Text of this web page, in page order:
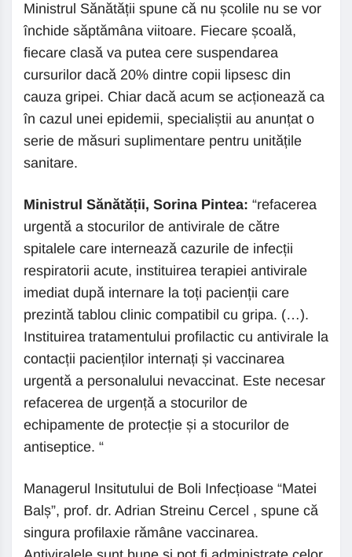
Ministrul Sănătății spune că nu școlile nu se vor
închide săptămâna viitoare. Fiecare școală,
fiecare clasă va putea cere suspendarea
cursurilor dacă 20% dintre copii lipsesc din
cauza gripei. Chiar dacă acum se acționează ca
în cazul unei epidemii, specialiștii au anunțat o
serie de măsuri suplimentare pentru unitățile
sanitare.
Ministrul Sănătății, Sorina Pintea: “refacerea
urgentă a stocurilor de antivirale de către
spitalele care internează cazurile de infecții
respiratorii acute, instituirea terapiei antivirale
imediat după internare la toți pacienții care
prezintă tablou clinic compatibil cu gripa. (…).
Instituirea tratamentului profilactic cu antivirale la
contacții pacienților internați și vaccinarea
urgentă a personalului nevaccinat. Este necesar
refacerea de urgență a stocurilor de
echipamente de protecție și a stocurilor de
antiseptice. “
Managerul Insitutului de Boli Infecțioase “Matei
Balș”, prof. dr. Adrian Streinu Cercel , spune că
singura profilaxie rămâne vaccinarea.